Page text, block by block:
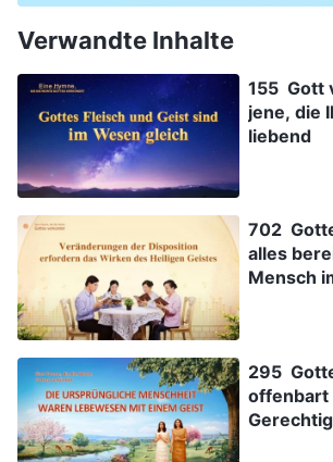
Verwandte Inhalte
155 Gott
jene, die
liebend
702
alles
Mensch
295
offenbart